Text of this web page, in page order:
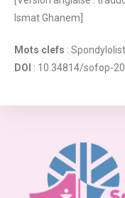
Ismat Ghanem]
Mots clefs :
DOI : 10.34814/sofop-